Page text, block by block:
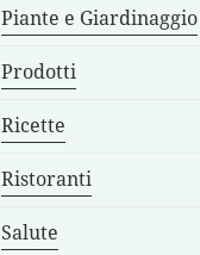
Piante e Giardinaggio
Prodotti
Ricette
Ristoranti
Salute